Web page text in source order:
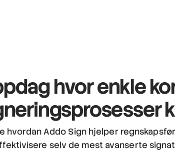
hvor enkle
hvordan Addo Sign hjelper
selv de mest avanserte